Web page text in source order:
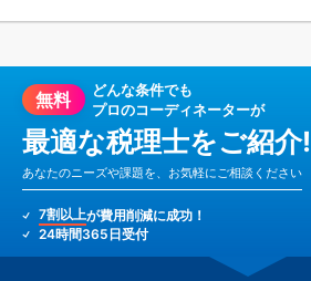
無料
どんな条件でも
プロのコーディネーターが
最適な税理士をご紹介!
あなたのニーズや課題を、お気軽にご相談ください
7割以上が費用削減に成功！
24時間365日受付